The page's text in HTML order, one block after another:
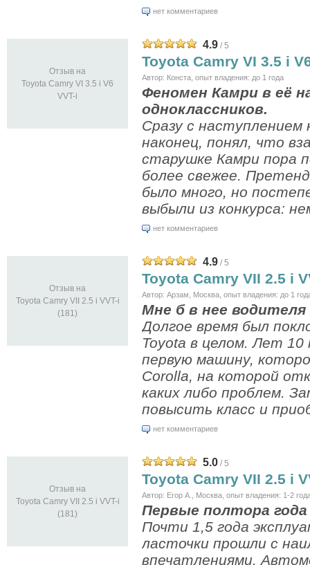
нет комментариев
Отзыв на
Toyota Camry VI 3.5 i V6
VVT-i
4.9 / 5
Toyota Camry VI 3.5 i
Автор: Конста, опыт владения: до 1 года
Феномен Камри в её
одноклассников.
Сразу с наступлением
наконец, понял, что
старушке Камри пора
более свежее.
было много, но
выбыли из конкурса:
нет комментариев
Отзыв на
Toyota Camry VII 2.5 i VVT-i
(181)
4.9 / 5
Toyota Camry VII 2.5 i
Автор: Арзам, Москва, опыт владения: до 1
Мне б в нее
Долгое время был
Toyota в целом. Лет 10
первую машину,
Corolla, на которой
каких либо проблем.
повысить класс и
нет комментариев
Отзыв на
Toyota Camry VII 2.5 i VVT-i
(181)
5.0 / 5
Toyota Camry VII 2.5 i
Автор: Егор A., Москва, опыт владения: 1-2
Первые полтора года
Почти 1,5 года
ласточки прошли с
впечатлениями.